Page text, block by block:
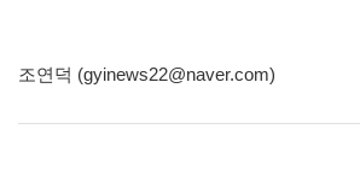
조연덕 (gyinews22@naver.com)